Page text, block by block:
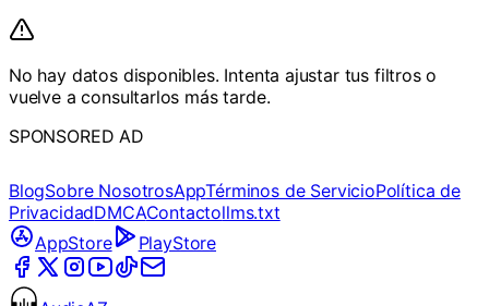
No hay datos disponibles. Intenta ajustar tus filtros o
vuelve a consultarlos más tarde.
SPONSORED AD
BlogSobre NosotrosAppTérminos de ServicioPolítica de
PrivacidadDMCAContactollms.txt
AppStore
PlayStore